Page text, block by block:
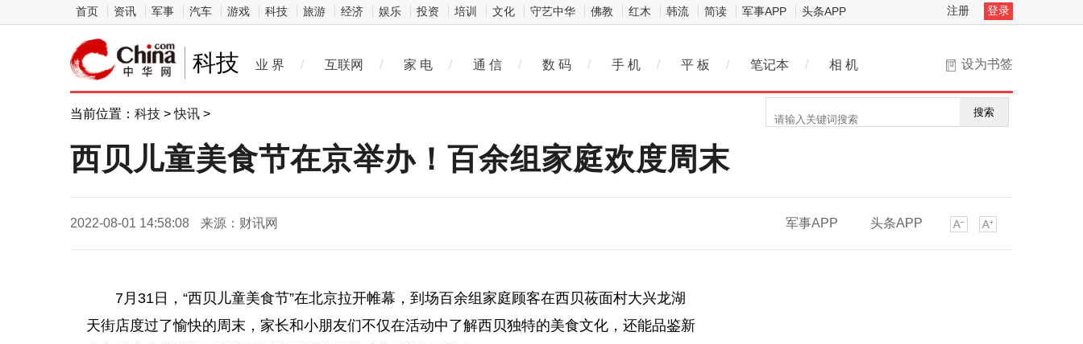
首页 资讯 军事 汽车 游戏 科技 旅游 经济 娱乐 投资 培训 文化 守艺中华 佛教 红木 韩流 简读 军事APP 头条APP 注册 登录
科技 设为书签
业 界 / 互联网 / 家 电 / 通 信 / 数 码 / 手 机 / 平 板 / 笔记本 / 相 机
当前位置： 科技 >快讯 > 搜索
西贝儿童美食节在京举办！百余组家庭欢度周末
2022-08-01 14:58:08 来源：财讯网 军事APP 头条APP
7月31日，“西贝儿童美食节”在北京拉开帷幕，到场百余组家庭顾客在西贝莜面村大兴龙湖
天街店度过了愉快的周末，家长和小朋友们不仅在活动中了解西贝独特的美食文化，还能品鉴新